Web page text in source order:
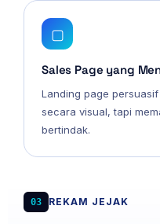
▢
Sales Page yang
Landing page
secara visual, tapi
bertindak.
03 REKAM JEJAK